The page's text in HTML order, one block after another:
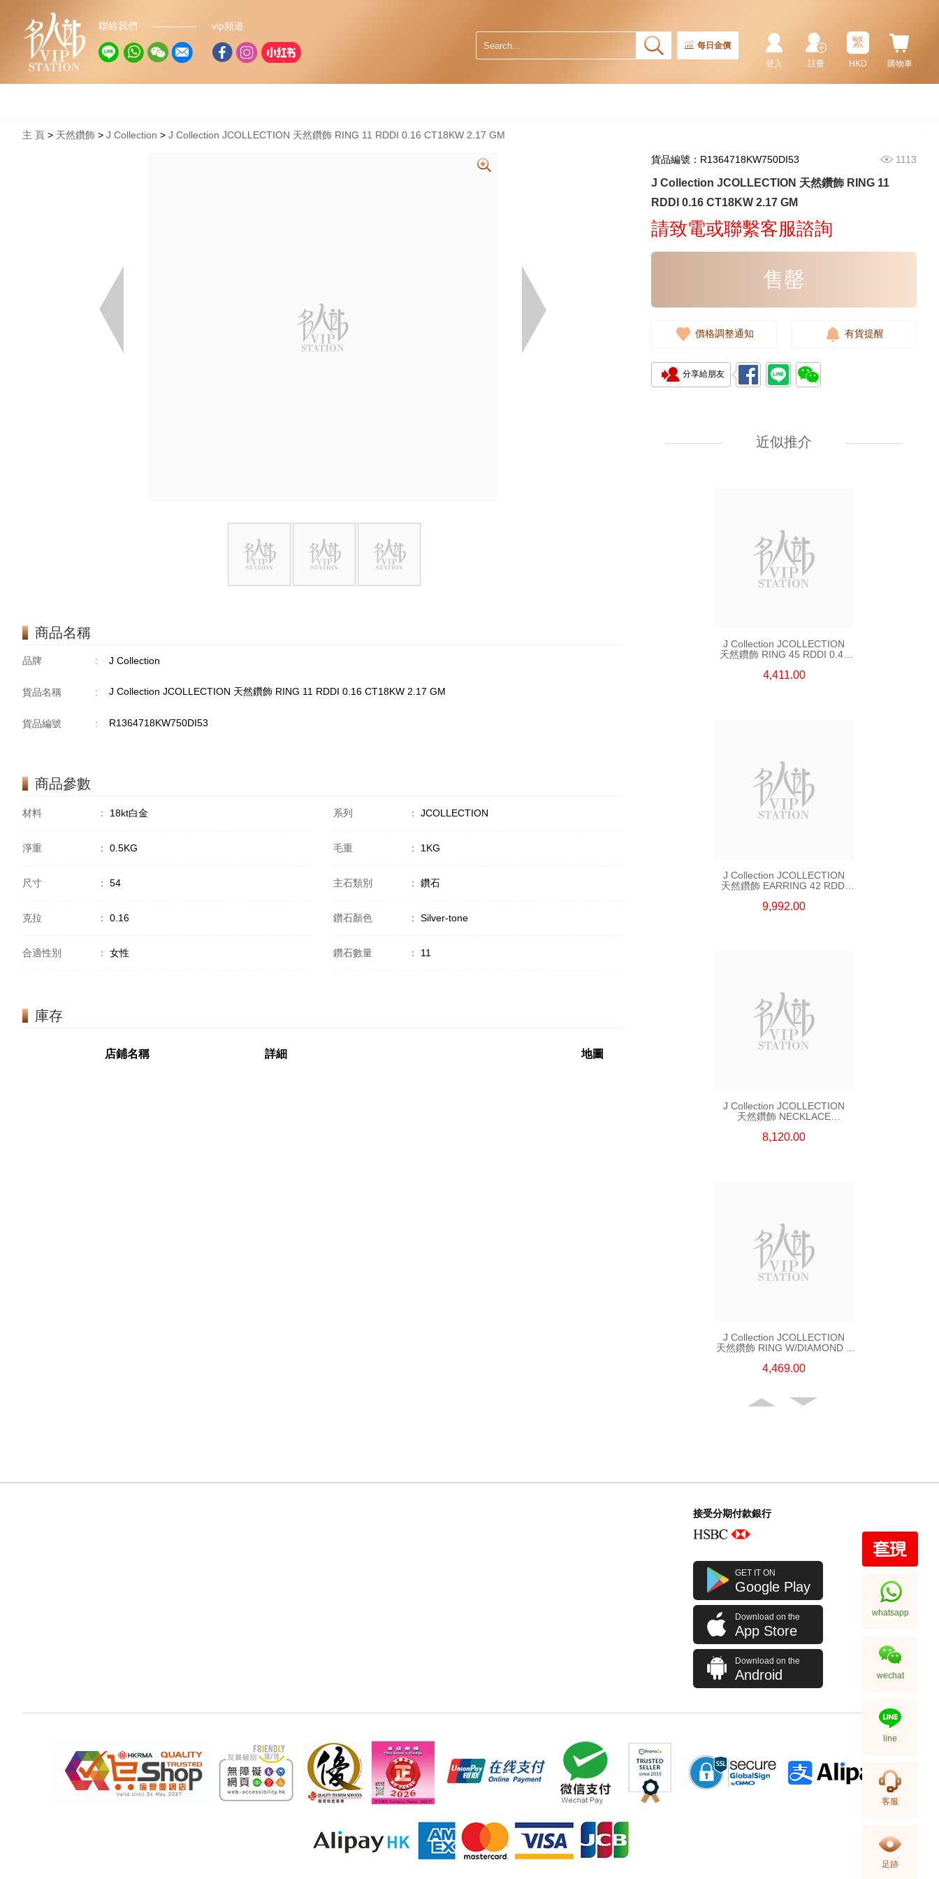
聯絡我們 vip頻道
每日金價
購物車
繁
HKD
註冊
登入
主 頁 天然鑽飾 J Collection J Collection JCOLLECTION 天然鑽飾 RING 11 RDDI 0.16 CT18KW 2.17 GM
商品名稱
品牌 : J Collection
貨品名稱 : J Collection JCOLLECTION 天然鑽飾 RING 11 RDDI 0.16 CT18KW 2.17 GM
貨品編號 : R1364718KW750DI53
商品參數
材料 ： 18kt白金 系列 ： JCOLLECTION
淨重 ： 0.5KG 毛重 ： 1KG
尺寸 ： 54 主石類別 ： 鑽石
克拉 ： 0.16 鑽石顏色 ： Silver-tone
合適性別 ： 女性 鑽石數量 ： 11
庫存
店鋪名稱 詳細 地圖
貨品編號：R1364718KW750DI53 1113
J Collection JCOLLECTION 天然鑽飾 RING 11
RDDI 0.16 CT18KW 2.17 GM
請致電或聯繫客服諮詢
售罄
價格調整通知 有貨提醒
分享給朋友
近似推介
J Collection JCOLLECTION
天然鑽飾 RING W/DIAMOND 17
RDDI 0.32 CT18KR 2.14 GM
18KW 4.50 GM (Head 6.5mm)
3,764.00
J Collection JCOLLECTION
天然鑽飾 RING 45 RDDI 0.48
4,411.00
J Collection JCOLLECTION
天然鑽飾 EARRING 42 RDDI
9,992.00
J Collection JCOLLECTION
天然鑽飾 NECKLACE
CT58 RDDI 0.66 CT4 TPDITAPA
8,120.00
J Collection JCOLLECTION
天然鑽飾 RING W/DIAMOND 5
CT18KR 2.62 GM (EUR 55)
4,469.00
J Collection JCOLLECTION
天然鑽飾 RING W/DIAMOND 70
RDDI 0.63 CT18KW 4.45 GM
(CZ)
7,114.00
接受分期付款銀行
GET IT ON
Google Play
Download on the
App Store
Download on the
Android
whatsapp
wechat
line
客服
足跡